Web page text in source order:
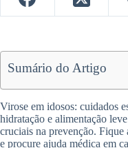
Sumário do Artigo
Virose em idosos: cuidados
hidratação e alimentação
cruciais na prevenção. Fique
e procure ajuda médica em